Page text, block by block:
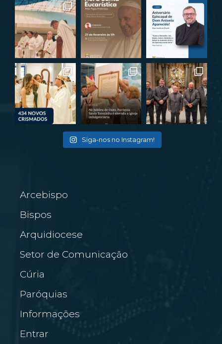
Siga-nos no Instagram!
Arcebispo
Bispos
Arquidiocese
Setor de Comunicação
Cúria
Paróquias
Informações
Entrar